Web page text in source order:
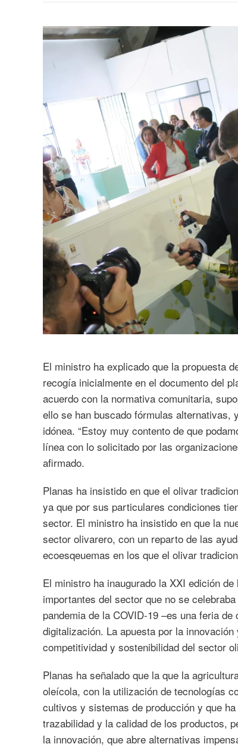
El ministro ha explicado que la propuesta
recogía inicialmente en el documento del
acuerdo con la normativa comunitaria,
ello se han buscado fórmulas
idónea. “Estoy muy contento de que
línea con lo solicitado por las
afirmado.
Planas ha insistido en que el olivar
ya que por sus particulares condiciones
sector. El ministro ha insistido en que la
sector olivarero, con un reparto de las
ecoesqeuemas en los que el olivar
El ministro ha inaugurado la XXI edición
importantes del sector que no se
pandemia de la COVID-19 –es una feria
digitalización. La apuesta por la
competitividad y sostenibilidad del sector
Planas ha señalado que la que la
oleícola, con la utilización de tecnologías
cultivos y sistemas de producción y que
trazabilidad y la calidad de los productos,
la innovación, que abre alternativas